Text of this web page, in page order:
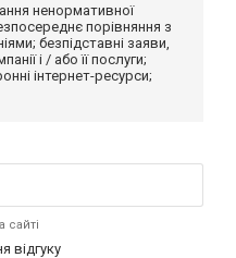
ненормативної
порівняння з
безпідставні заяви,
і / або її послуги;
інтернет-ресурси;
сайті
відгуку